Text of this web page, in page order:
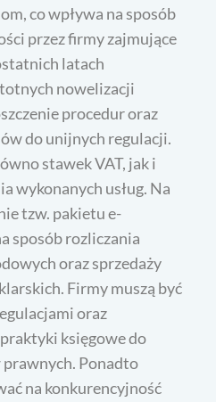
co wpływa na sposób
przez firmy zajmujące
latach
nowelizacji
procedur oraz
do unijnych regulacji.
stawek VAT, jak i
wykonanych usług. Na
tzw. pakietu e-
sposób rozliczania
oraz sprzedaży
Firmy muszą być
oraz
księgowe do
Ponadto
na konkurencyjność